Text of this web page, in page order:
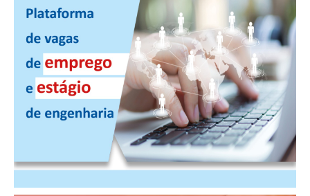
CONTATO
CADASTRO
ASSOCIE-SE
ATUALIZAÇÃO CADASTRAL
NÚCLEO JOVEM